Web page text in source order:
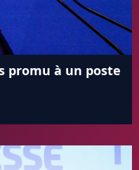
promu à un poste